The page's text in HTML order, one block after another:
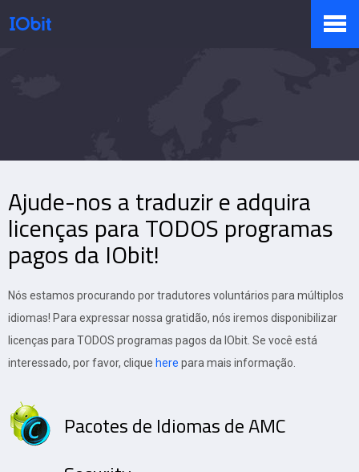
Sala de Imprensa
Suporte
Parceiro
Ajude-nos a traduzir e adquira
licenças para TODOS programas
pagos da IObit!
Nós estamos procurando por tradutores voluntários para múltiplos
idiomas! Para expressar nossa gratidão, nós iremos disponibilizar
licenças para TODOS programas pagos da IObit. Se você está
interessado, por favor, clique here para mais informação.
Pacotes de Idiomas de AMC